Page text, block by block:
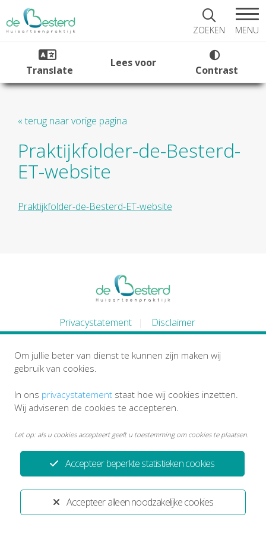
ZOEKEN MENU
Translate
Lees voor
Contrast
« terug naar vorige pagina
Praktijkfolder-de-Besterd-
ET-website
Praktijkfolder-de-Besterd-ET-website
Privacystatement Disclaimer
Ontwikkeld door:Yardzorgsites.nl
Accepteer alleen noodzakelijke cookies
Accepteer beperkte statistieken cookies
Om jullie beter van dienst te kunnen zijn maken wij
gebruik van cookies.
In ons privacystatement staat hoe wij cookies inzetten.
Wij adviseren de cookies te accepteren.
Let op: als u cookies accepteert geeft u toestemming om cookies te plaatsen.